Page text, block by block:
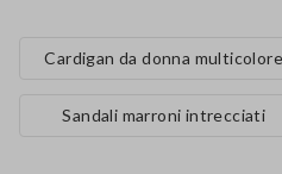
Cardigan da donna multicolore
Sandali marroni intrecciati